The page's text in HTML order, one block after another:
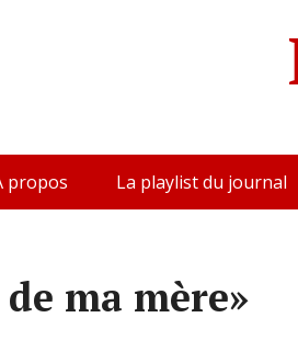
propos La playlist du journal
ma mère»